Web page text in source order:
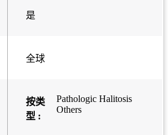
是
全球
按类
型 :
Pathologic Halitosis
Others